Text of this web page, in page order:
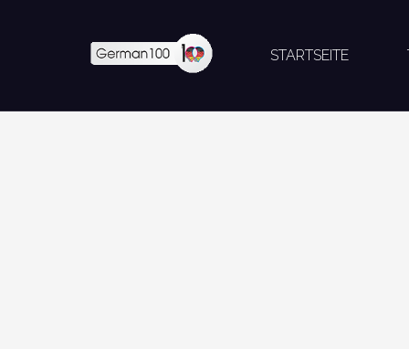
STARTSEITE